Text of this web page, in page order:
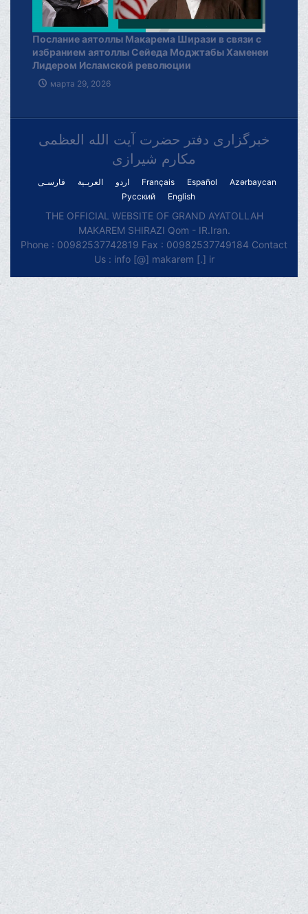
Послание аятоллы Макарема Ширази в связи с
избранием аятоллы Сейеда Моджтабы Хаменеи
Лидером Исламской революции
марта 29, 2026
خبرگزاری دفتر حضرت آیت الله العظمی
مکارم شیرازی
فارسـی العربـیة اردو Français Español
Azərbaycan
Русский
English
THE OFFICIAL WEBSITE OF GRAND AYATOLLAH
MAKAREM SHIRAZI Qom - IR.Iran.
Phone : 00982537742819 Fax : 00982537749184 Contact
Us : info [@] makarem [.] ir